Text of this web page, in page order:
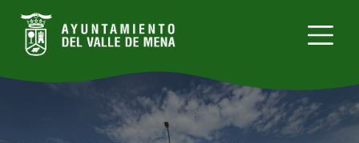
Pasar
contenido